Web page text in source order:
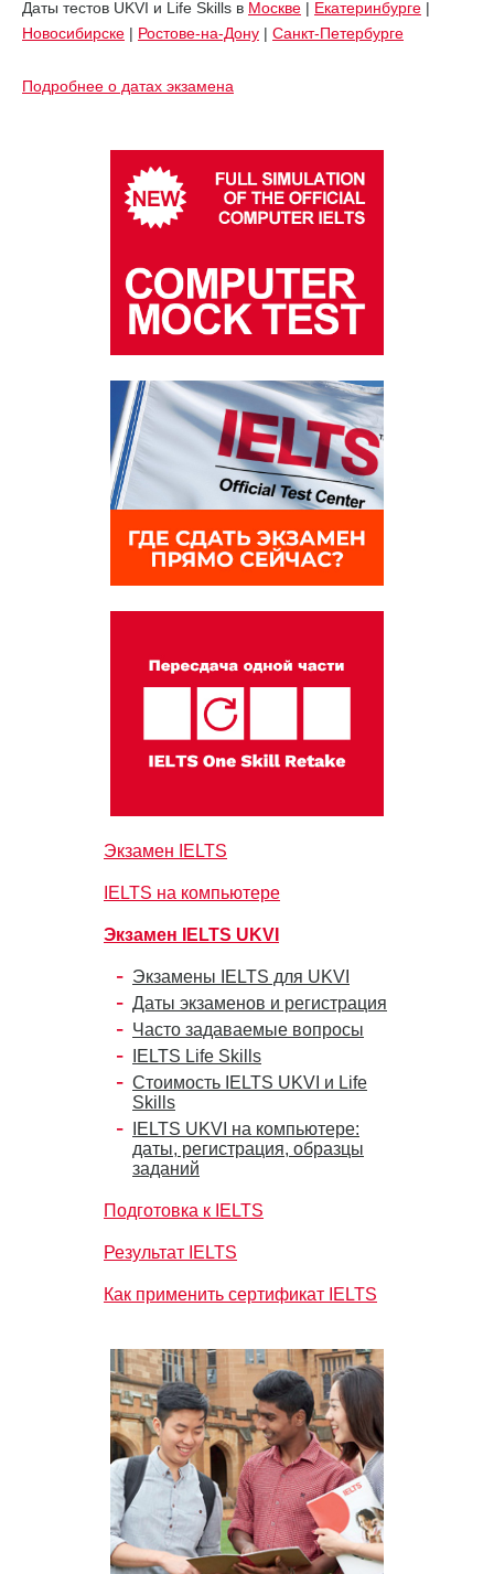
Даты тестов UKVI и Life Skills в Москве | Екатеринбурге |
Новосибирске | Ростове-на-Дону | Санкт-Петербурге
Подробнее о датах экзамена
Экзамен IELTS
IELTS на компьютере
Экзамен IELTS UKVI
Экзамены IELTS для UKVI
Даты экзаменов и регистрация
Часто задаваемые вопросы
IELTS Life Skills
Стоимость IELTS UKVI и Life
Skills
IELTS UKVI на компьютере:
даты, регистрация, образцы
заданий
Подготовка к IELTS
Результат IELTS
Как применить сертификат IELTS